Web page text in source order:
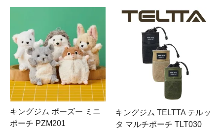
キングジム ポーズー ミニ
ポーチ PZM201
キングジム TELTTA テルッ
タ マルチポーチ TLT030